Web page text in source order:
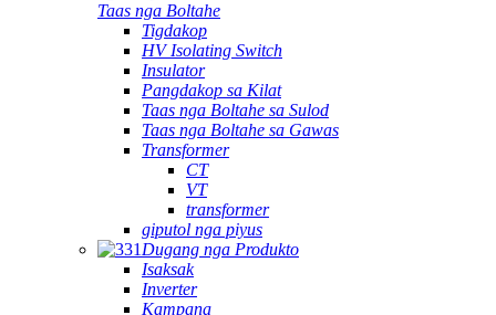
Taas nga Boltahe
Tigdakop
HV Isolating Switch
Insulator
Pangdakop sa Kilat
Taas nga Boltahe sa Sulod
Taas nga Boltahe sa Gawas
Transformer
CT
VT
transformer
giputol nga piyus
Dugang nga Produkto
Isaksak
Inverter
Kampana